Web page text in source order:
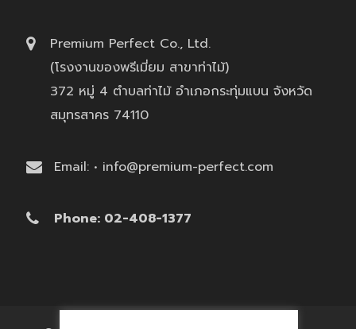
Premium Perfect Co., Ltd.
(โรงงานของพรีเมี่ยม สาขาท่าไม้)
372 หมู่ 4 ตำบลท่าไม้ อำเภอกระทุ่มแบน จังหวัด
สมุทรสาคร 74110
Email: • info@premium-perfect.com
Phone: 02-408-1377